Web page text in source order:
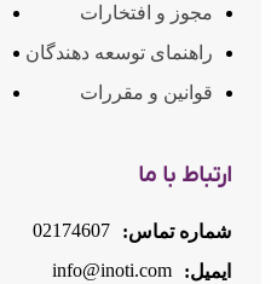
مجوز و افتخارات
راهنمای توسعه دهندگان
قوانین و مقررات
ارتباط با ما
شماره تماس:
02174607
ایمیل:
info@inoti.com